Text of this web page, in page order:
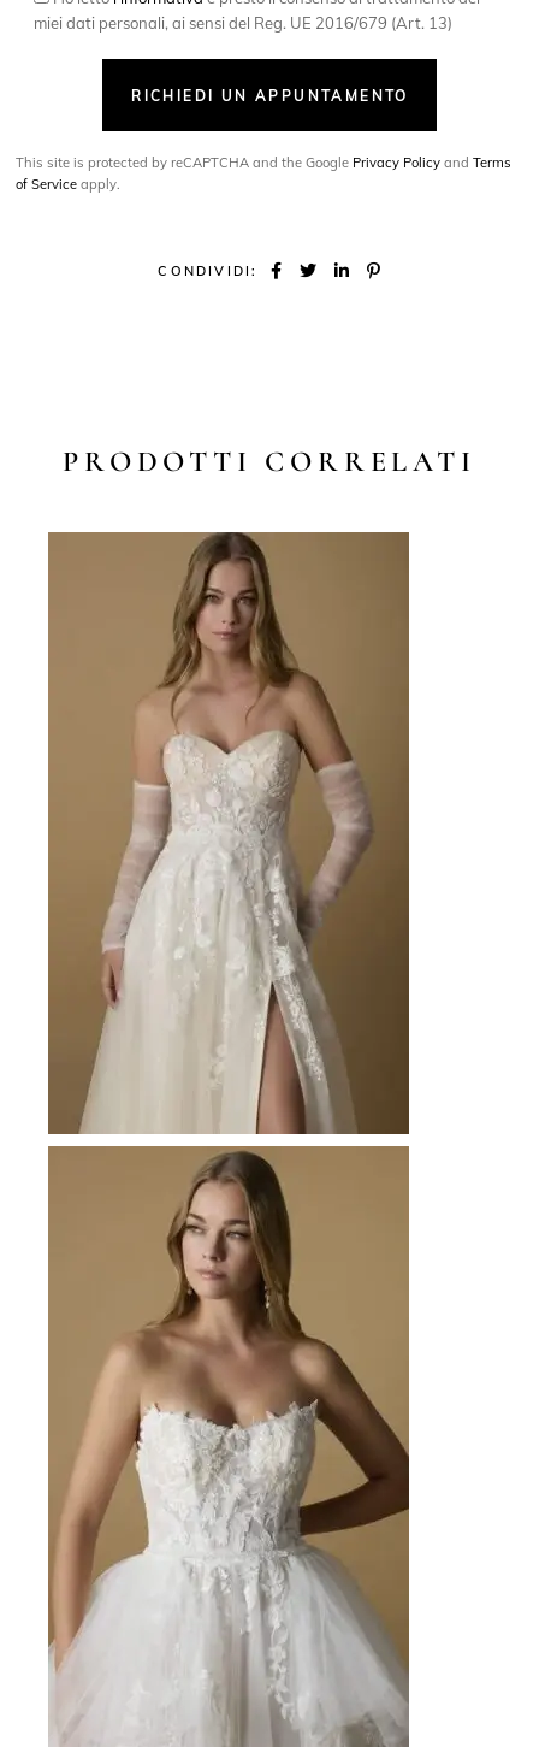
miei dati personali, ai sensi del Reg. UE 2016/679 (Art. 13)
RICHIEDI UN APPUNTAMENTO
This site is protected by reCAPTCHA and the Google Privacy Policy andTerms
of Service apply.
CONDIVIDI:
PRODOTTI CORRELATI